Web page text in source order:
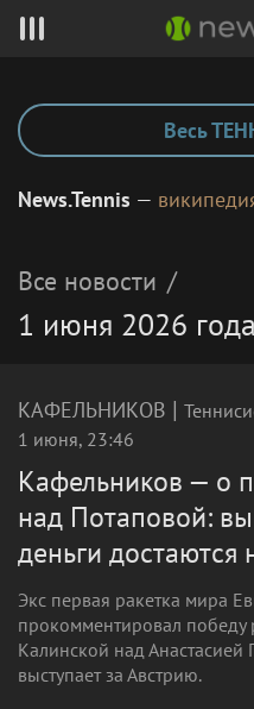
Весь
News.Tennis —
Все новости /
1 июня 2026 года
КАФЕЛЬНИКОВ |
1 июня, 23:46
Кафельников — о
над Потаповой:
деньги достаются
Экс первая ракетка мира
прокомментировал победу
Калинской над Анастасией
выступает за Австрию.